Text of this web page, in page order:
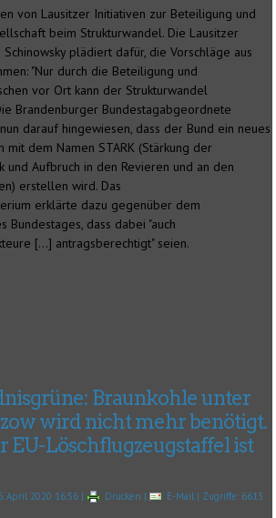
von Lausitzer Initiativen zur Beteiligung und
beim Strukturwandel. Die Lausitzer
plädiert dafür, die Vorschläge aus
"Nur durch die Beteiligung und
vor Ort kann der Strukturwandel
Brandenburger Bundestagabgeordnete
darauf hingewiesen, dass der Bund ein neues
dem Namen STARK (Stärkung der
und Aufbruch in den Revieren und an den
erstellen wird. Das
erklärte dazu gegenüber dem
Bundestages, dass dabei "auch
[...] antragsberechtigt" seien.
Braunkohle unter
wird nicht mehr benötigt.
EU-Löschflugzeugstaffel ist
April 2020 16:56 | Drucken | E-Mail | Zugriffe: 6613